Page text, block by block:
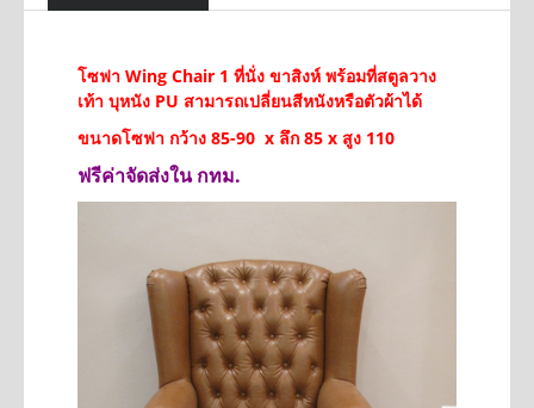
โซฟา Wing Chair 1 ที่นั่ง ขาสิงห์ พร้อมที่สตูลวาง
เท้า บุหนัง PU สามารถเปลี่ยนสีหนังหรือตัวผ้าได้
ขนาดโซฟา กว้าง 85-90 x ลึก 85 x สูง 110
ฟรีค่าจัดส่งใน กทม.